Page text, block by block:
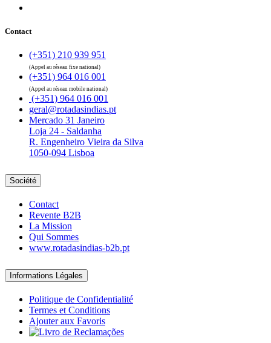
Contact
(+351) 210 939 951
(Appel au réseau fixe national)
(+351) 964 016 001
(Appel au réseau mobile national)
(+351) 964 016 001
geral@rotadasindias.pt
Mercado 31 Janeiro
Loja 24 - Saldanha
R. Engenheiro Vieira da Silva
1050-094 Lisboa
Société
Contact
Revente B2B
La Mission
Qui Sommes
www.rotadasindias-b2b.pt
Informations Légales
Politique de Confidentialité
Termes et Conditions
Ajouter aux Favoris